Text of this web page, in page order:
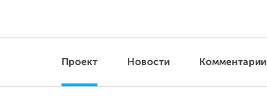
Проект Новости Комментарии